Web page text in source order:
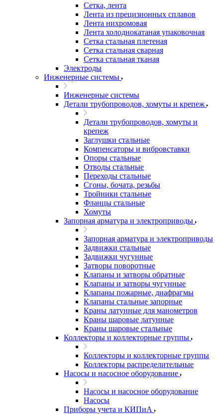
Сетка, лента
Лента из прецизионных сплавов
Лента нихромовая
Лента холоднокатаная упаковочная
Сетка стальная плетеная
Сетка стальная сварная
Сетка стальная тканая
Электроды
Инженерные системы
Инженерные системы
Детали трубопроводов, хомуты и крепеж
Детали трубопроводов, хомуты и
крепеж
Заглушки стальные
Компенсаторы и вибровставки
Опоры стальные
Отводы стальные
Переходы стальные
Сгоны, бочата, резьбы
Тройники стальные
Фланцы стальные
Хомуты
Запорная арматура и электроприводы
Запорная арматура и электроприводы
Задвижки стальные
Задвижки чугунные
Затворы поворотные
Клапаны и затворы обратные
Клапаны и затворы чугунные
Клапаны пожарные, диафрагмы
Клапаны стальные запорные
Краны латунные для манометров
Краны шаровые латунные
Краны шаровые стальные
Коллекторы и коллекторные группы
Коллекторы и коллекторные группы
Коллекторы распределительные
Насосы и насосное оборудование
Насосы и насосное оборудование
Насосы
Приборы учета и КИПиА